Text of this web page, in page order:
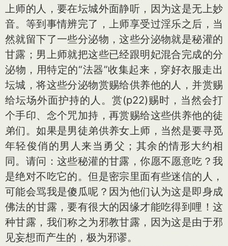
上师的人，要在坛城外面静听，因为这是无上妙
音。等到事情辨完了，上师享受过淫乐之后，当
然就留下了一些分泌物，这些分泌物就是秘灌的
甘露；男上师就把这些已经跟明妃混合完成的分
泌物，用特定的“法器”收集起来，穿好衣服走出
坛城，将这些分泌物赏赐给供养他的人，并赏赐
给坛场外面护持的人。赏(p22)赐时，当然会打
个手印、念个咒加持，再赏赐给这些供养他的徒
弟们。如果是男徒弟供养女上师，当然是要寻觅
年轻俊俏的男人来当勇父；其余的情形大约相
同。请问：这些秘灌的甘露，你愿不愿意吃？我
是绝对不吃它的。但是密宗里面有些迷信的人，
可能会骂我是傻瓜呢？因为他们认为这是即身成
佛法的甘露，要有很大的因缘才能吃得到哩！这
种甘露，我们称之为邪教甘露，因为这是由于邪
见妄想而产生的，极为邪谬。